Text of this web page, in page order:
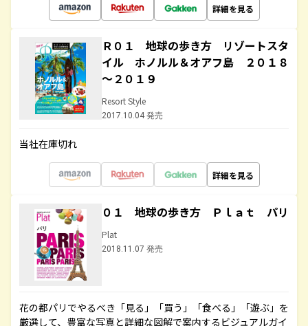
詳細を見る
Ｒ０１ 地球の歩き方 リゾートスタ
イル ホノルル＆オアフ島 ２０１８
～２０１９
Resort Style
2017.10.04 発売
当社在庫切れ
詳細を見る
０１ 地球の歩き方 Ｐｌａｔ パリ
Plat
2018.11.07 発売
花の都パリでやるべき「見る」「買う」「食べる」「遊ぶ」を
厳選して、豊富な写真と詳細な図解で案内するビジュアルガイ